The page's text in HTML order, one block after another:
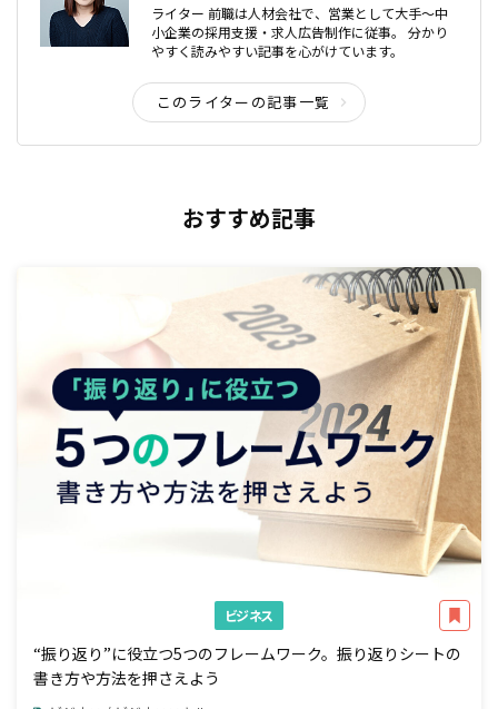
ライター 前職は人材会社で、営業として大手〜中
小企業の採用支援・求人広告制作に従事。 分かり
やすく読みやすい記事を心がけています。
このライターの記事一覧
おすすめ記事
ビジネス
“振り返り”に役立つ5つのフレームワーク。振り返りシートの
書き方や方法を押さえよう